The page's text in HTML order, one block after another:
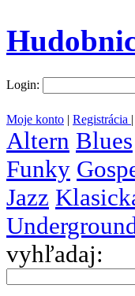
Login:
Moje konto | Registrácia |
Altern Blues
Funky
Jazz
vyhľadaj: